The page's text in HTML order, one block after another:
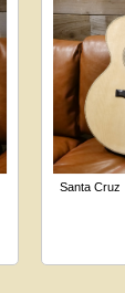
Santa Cruz